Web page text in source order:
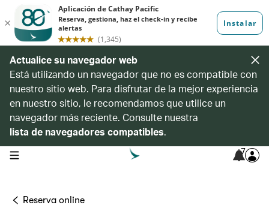
Actualice su navegador web
Está utilizando un navegador que no es compatible con
nuestro sitio web. Para disfrutar de la mejor experiencia
en nuestro sitio, le recomendamos que utilice un
navegador más reciente. Consulte nuestra
lista de navegadores compatibles.
open navigation menu 7
Reserva online